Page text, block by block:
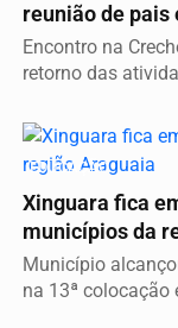
reunião de pais
Encontro na
retorno das
EDUCAÇÃO
Xinguara fica
municípios da
Município
na 13ª colocação